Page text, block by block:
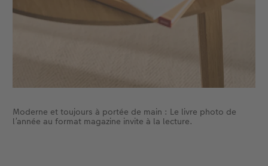
Moderne et toujours à portée de main : Le livre photo de
l’année au format magazine invite à la lecture.